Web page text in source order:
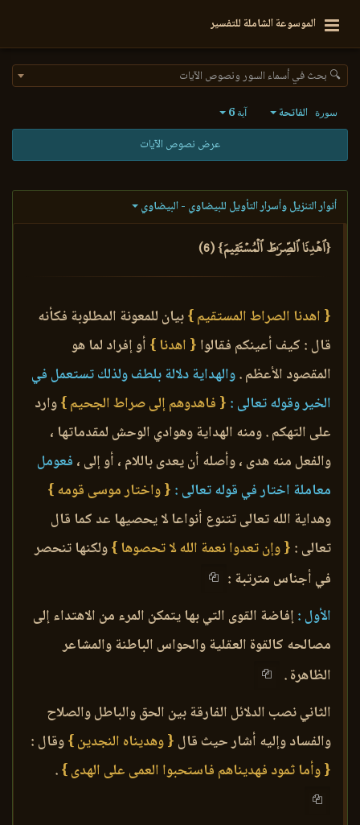
الموسوعة الشاملة للتفسير
🔍 بحث في أسماء السور ونصوص الآيات
سورة الفاتحة آية6
عرض نصوص الآيات
أنوار التنزيل وأسرار التأويل للبيضاوي - البيضاوي
{ٱهۡدِنَا ٱلصِّرَٰطَ ٱلۡمُسۡتَقِيمَ} (6)
{ اهدنا الصراط المستقيم }بيان للمعونة المطلوبة فكأنه
قال : كيف أعينكم فقالوا { اهدنا } أو إفراد لما هو
المقصود الأعظم .والهداية دلالة بلطف ولذلك تستعمل في
الخير وقوله تعالى : { فاهدوهم إلى صراط الجحيم }وارد
على التهكم . ومنه الهداية وهوادي الوحش لمقدماتها ،
والفعل منه هدى ، وأصله أن يعدى باللام ، أو إلى ، فعومل
معاملة اختار في قوله تعالى : { واختار موسى قومه }
وهداية الله تعالى تتنوع أنواعا لا يحصيها عد كما قال
تعالى : { وإن تعدوا نعمة الله لا تحصوها }ولكنها تنحصر
في أجناس مترتبة :
الأول :إفاضة القوى التي بها يتمكن المرء من الاهتداء إلى
مصالحه كالقوة العقلية والحواس الباطنة والمشاعر
الظاهرة .
الثاني نصب الدلائل الفارقة بين الحق والباطل والصلاح
والفساد وإليه أشار حيث قال { وهديناه النجدين }وقال :
{ وأما ثمود فهديناهم فاستحبوا العمى على الهدى }.